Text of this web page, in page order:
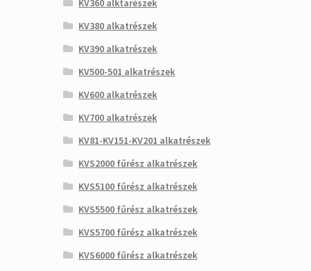
KV360 alktarészek
KV380 alkatrészek
KV390 alkatrészek
KV500-501 alkatrészek
KV600 alkatrészek
KV700 alkatrészek
KV81-KV151-KV201 alkatrészek
KVS2000 fűrész alkatrészek
KVS5100 fűrész alkatrészek
KVS5500 fűrész alkatrészek
KVS5700 fűrész alkatrészek
KVS6000 fűrész alkatrészek